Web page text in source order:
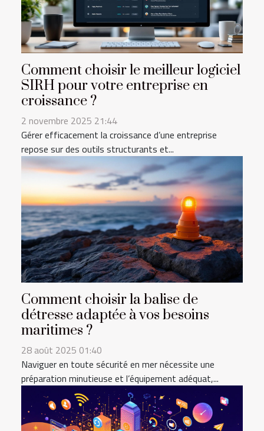
Comment choisir le meilleur logiciel
SIRH pour votre entreprise en
croissance ?
2 novembre 2025 21:44
Gérer efficacement la croissance d’une entreprise
repose sur des outils structurants et...
Comment choisir la balise de
détresse adaptée à vos besoins
maritimes ?
28 août 2025 01:40
Naviguer en toute sécurité en mer nécessite une
préparation minutieuse et l’équipement adéquat,...